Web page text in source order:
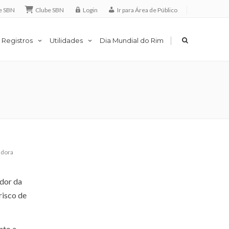
SBN Clube SBN Login Ir para Área de Público
Registros Utilidades Dia Mundial do Rim |
da
de